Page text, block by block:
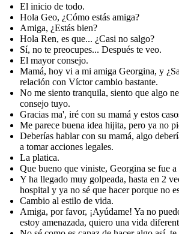
El inicio de todo.
Hola Geo, ¿Cómo estás amiga?
Amiga, ¿Estás bien?
Hola Ren, es que... ¿Casi no salgo?
Sí, no te preocupes... Después te veo.
El mayor consejo.
Mamá, hoy vi a mi amiga Georgina, y
relación con Víctor cambio bastante.
No me siento tranquila, siento que algo
consejo tuyo.
Gracias ma', iré con su mamá y estos
Me parece buena idea hijita, pero ya no
Deberías hablar con su mamá, algo
a tomar acciones legales.
La platica.
Que bueno que viniste, Georgina se fue
Y ha llegado muy golpeada, hasta en 2
hospital y ya no sé que hacer porque no
Cambio al estilo de vida.
Amiga, por favor, ¡Ayúdame! Ya no
estoy amenazada, quiero una vida